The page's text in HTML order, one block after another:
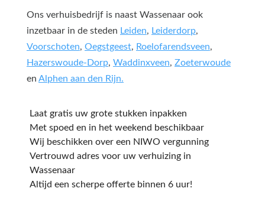
Ons verhuisbedrijf is naast Wassenaar ook
inzetbaar in de steden Leiden, Leiderdorp,
Voorschoten, Oegstgeest, Roelofarendsveen,
Hazerswoude-Dorp, Waddinxveen, Zoeterwoude
en Alphen aan den Rijn.
Laat gratis uw grote stukken inpakken
Met spoed en in het weekend beschikbaar
Wij beschikken over een NIWO vergunning
Vertrouwd adres voor uw verhuizing in
Wassenaar
Altijd een scherpe offerte binnen 6 uur!